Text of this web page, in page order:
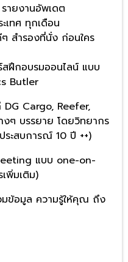
ายงานอัพเดต
เทศ ทุกเดือน
สำรองที่นั่ง ก่อนใคร
ฝึกอบรมออนไลน์ แบบ
Butler
Cargo, Reefer,
ๆ บรรยาย โดยวิทยากร
ะสบการณ์ 10 ปี ++)
แบบ one-on-
พิ่มเติม)
ข้อมูล ความรู้ให้คุณ ถึง